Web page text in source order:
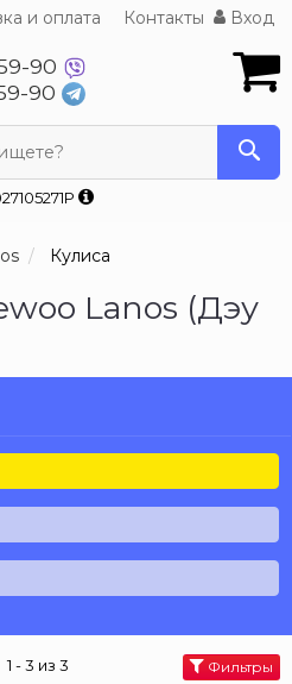
и оплата Контакты Вход
90
90
Кулиса
Lanos (Дэу
1 - 3 из 3 Фильтры